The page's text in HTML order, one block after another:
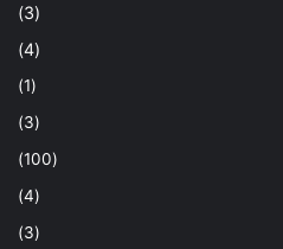
(3)
(4)
(1)
(3)
(100)
(4)
(3)